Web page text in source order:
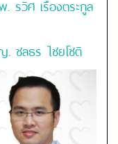
. รวิศ เรืองตระกูล
ชลธร ไชยโชติ